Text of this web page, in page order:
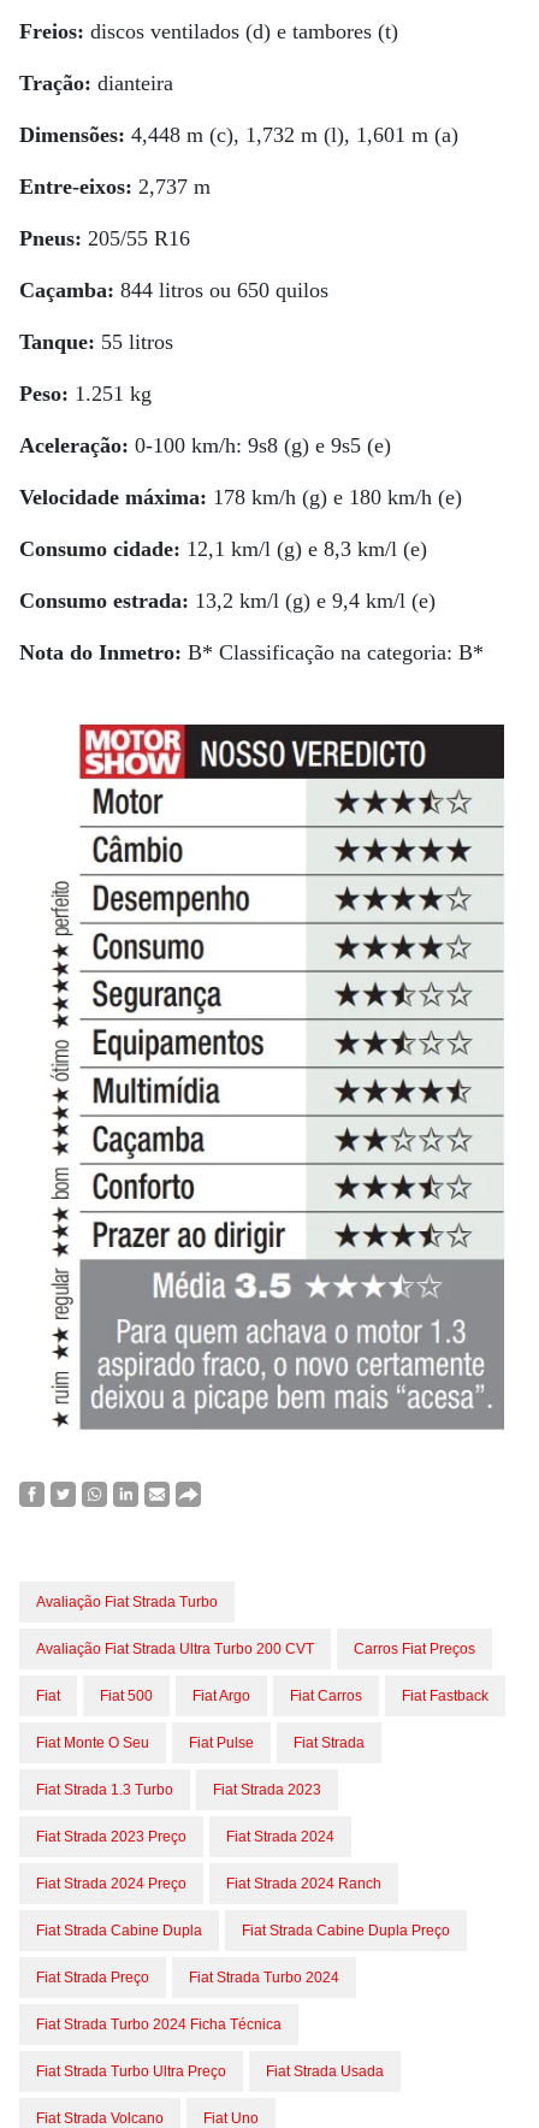
Freios: discos ventilados (d) e tambores (t)
Tração: dianteira
Dimensões: 4,448 m (c), 1,732 m (l), 1,601 m (a)
Entre-eixos: 2,737 m
Pneus: 205/55 R16
Caçamba: 844 litros ou 650 quilos
Tanque: 55 litros
Peso: 1.251 kg
Aceleração: 0-100 km/h: 9s8 (g) e 9s5 (e)
Velocidade máxima: 178 km/h (g) e 180 km/h (e)
Consumo cidade: 12,1 km/l (g) e 8,3 km/l (e)
Consumo estrada: 13,2 km/l (g) e 9,4 km/l (e)
Nota do Inmetro: B* Classificação na categoria: B*
Avaliação Fiat Strada Turbo
Avaliação Fiat Strada Ultra Turbo 200 CVT Carros Fiat Preços
Fiat Fiat 500 Fiat Argo Fiat Carros Fiat Fastback
Fiat Monte O Seu Fiat Pulse Fiat Strada
Fiat Strada 1.3 Turbo Fiat Strada 2023
Fiat Strada 2023 Preço Fiat Strada 2024
Fiat Strada 2024 Preço Fiat Strada 2024 Ranch
Fiat Strada Cabine Dupla Fiat Strada Cabine Dupla Preço
Fiat Strada Preço Fiat Strada Turbo 2024
Fiat Strada Turbo 2024 Ficha Técnica
Fiat Strada Turbo Ultra Preço Fiat Strada Usada
Fiat Strada Volcano Fiat Uno